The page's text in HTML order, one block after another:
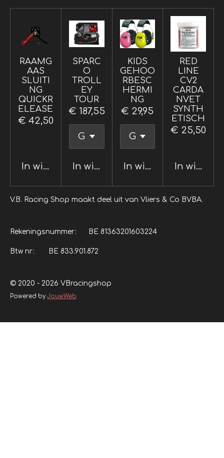
RAAMG
AAS
SLUITI
NG
QUICKR
ELEASE
€ 42,50
In winkelwagen
SPARC
O
TROLL
EY
TOUR
€ 187,55
In winkelwagen
KIDS
GEHOO
RBESC
HERMI
NG
€ 29,95
In winkelwagen
RED
LINE
CV2
CARDA
NVET
SYNTH
ETISCH
€ 25,50
In
V.B. Racing Shop maakt deel uit van Vliers & Co BVBA.
Rekeningsnummer: BE 81363201603224
Btw nr: BE 833.901.872
© 2020 - 2026 VBracingshop
Powered byJouwWeb